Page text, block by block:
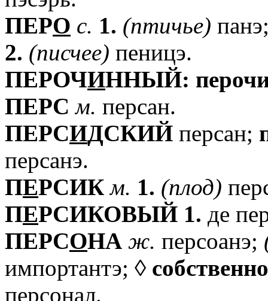
ПЕРО с. 1. (птичье)
2. (писчее) пеницэ.
ПЕРОЧИННЫЙ:
ПЕРС м. персан.
ПЕРСИДСКИЙ персан;
персанэ.
ПЕРСИК м. 1. (плод)
ПЕРСИКОВЫЙ 1. де
ПЕРСОНА ж. персоанэ;
импортантэ; ◊
персонал.